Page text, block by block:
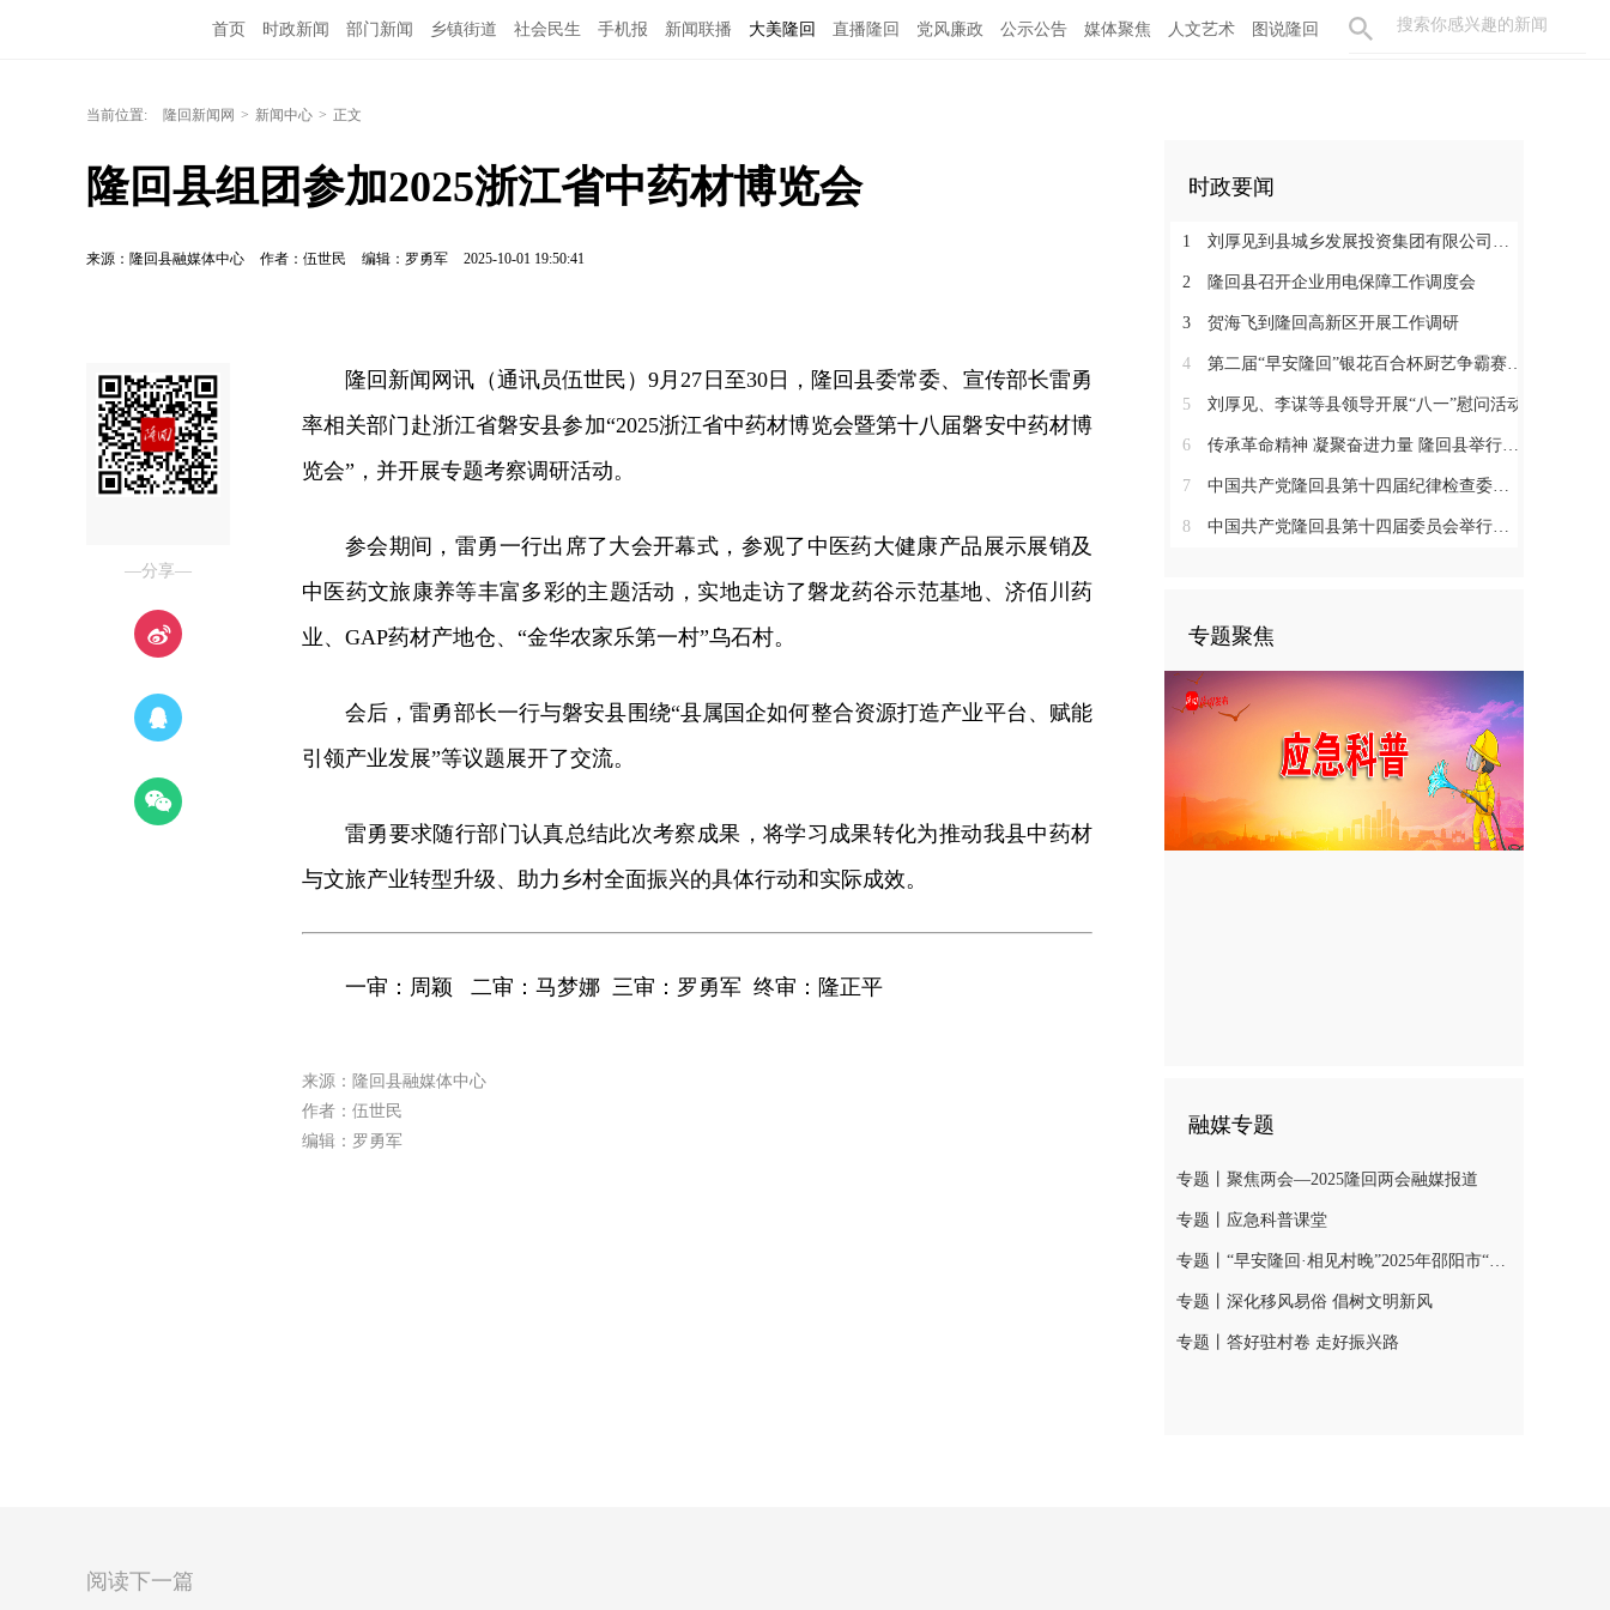
首页 时政新闻 部门新闻 乡镇街道 社会民生 手机报 新闻联播 大美隆回 直播隆回 党风廉政 公示公告 媒体聚焦 人文艺术 图说隆回
当前位置: 隆回新闻网 > 新闻中心 > 正文
隆回县组团参加2025浙江省中药材博览会
来源：隆回县融媒体中心 作者：伍世民 编辑：罗勇军 2025-10-01 19:50:41
—分享—
隆回新闻网讯（通讯员伍世民）9月27日至30日，隆回县委常委、宣传部长雷勇
率相关部门赴浙江省磐安县参加“2025浙江省中药材博览会暨第十八届磐安中药材博
览会”，并开展专题考察调研活动。
参会期间，雷勇一行出席了大会开幕式，参观了中医药大健康产品展示展销及
中医药文旅康养等丰富多彩的主题活动，实地走访了磐龙药谷示范基地、济佰川药
业、GAP药材产地仓、“金华农家乐第一村”乌石村。
会后，雷勇部长一行与磐安县围绕“县属国企如何整合资源打造产业平台、赋能
引领产业发展”等议题展开了交流。
雷勇要求随行部门认真总结此次考察成果，将学习成果转化为推动我县中药材
与文旅产业转型升级、助力乡村全面振兴的具体行动和实际成效。
一审：周颖 二审：马梦娜 三审：罗勇军 终审：隆正平
来源：隆回县融媒体中心
作者：伍世民
编辑：罗勇军
时政要闻
1 刘厚见到县城乡发展投资集团有限公司调研
2 隆回县召开企业用电保障工作调度会
3 贺海飞到隆回高新区开展工作调研
4 第二届“早安隆回”银花百合杯厨艺争霸赛启动
5 刘厚见、李谋等县领导开展“八一”慰问活动
6 传承革命精神 凝聚奋进力量 隆回县举行纪念红军长征胜利90周年活动
7 中国共产党隆回县第十四届纪律检查委员会举行第一次全体会议
8 中国共产党隆回县第十四届委员会举行第一次全体会议
专题聚焦
融媒专题
专题丨聚焦两会—2025隆回两会融媒报道
专题丨应急科普课堂
专题丨“早安隆回·相见村晚”2025年邵阳市“我们的节日·春节”村晚示范展示活动
专题丨深化移风易俗 倡树文明新风
专题丨答好驻村卷 走好振兴路
阅读下一篇